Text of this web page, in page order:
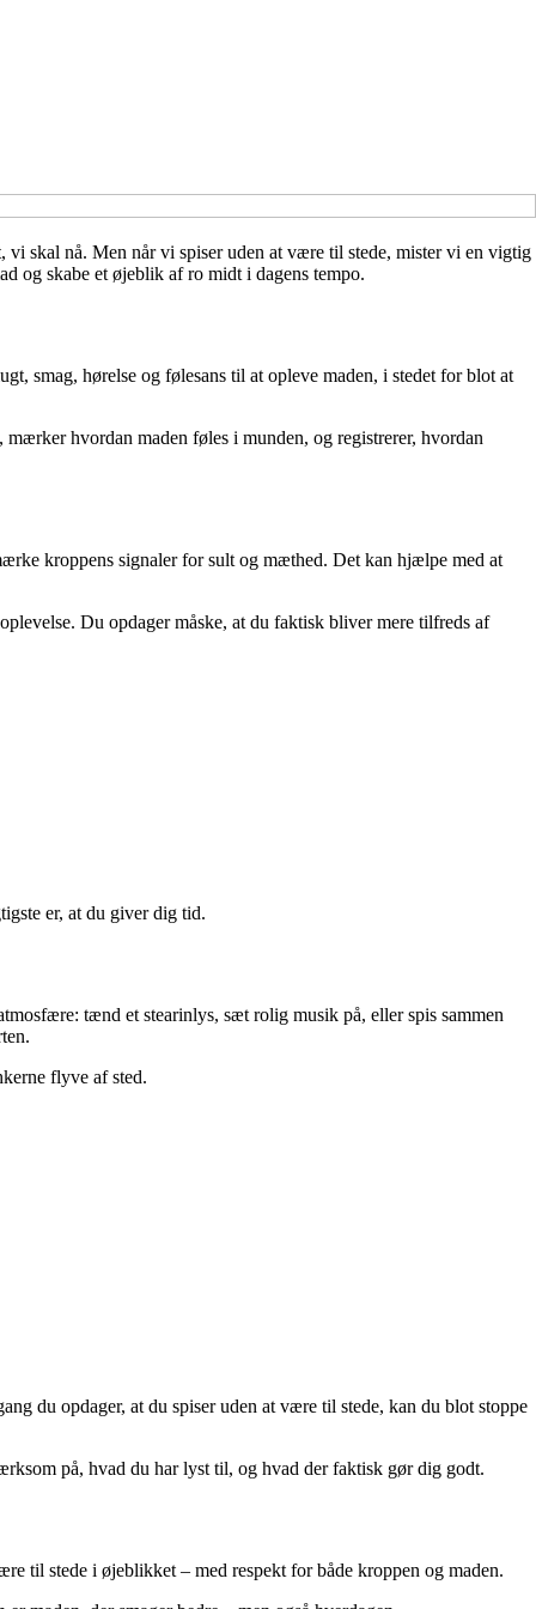
skal nå. Men når vi spiser uden at være til stede, mister vi en vigtig
og skabe et øjeblik af ro midt i dagens tempo.
smag, hørelse og følesans til at opleve maden, i stedet for blot at
hvordan maden føles i munden, og registrerer, hvordan
kroppens signaler for sult og mæthed. Det kan hjælpe med at
Du opdager måske, at du faktisk bliver mere tilfreds af
er, at du giver dig tid.
tænd et stearinlys, sæt rolig musik på, eller spis sammen
flyve af sted.
du opdager, at du spiser uden at være til stede, kan du blot stoppe
på, hvad du har lyst til, og hvad der faktisk gør dig godt.
til stede i øjeblikket – med respekt for både kroppen og maden.